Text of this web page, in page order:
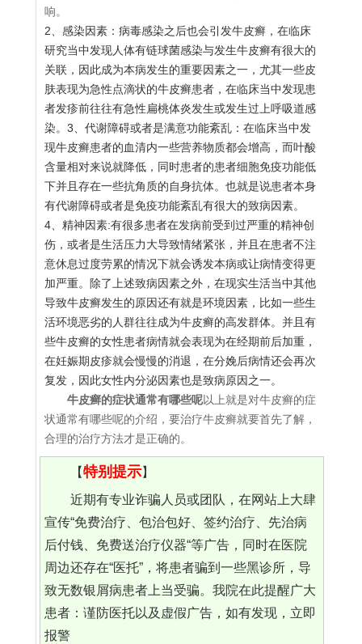
响。
2、感染因素：病毒感染之后也会引发牛皮癣，在临床
研究当中发现人体有链球菌感染与发生牛皮癣有很大的
关联，因此成为本病发生的重要因素之一，尤其一些皮
肤表现为急性点滴状的牛皮癣患者，在临床当中发现患
者发疹前往往有急性扁桃体炎发生或发生过上呼吸道感
染。3、代谢障碍或者是满意功能紊乱：在临床当中发
现牛皮癣患者的血清内一些营养物质都会增高，而叶酸
含量相对来说就降低，同时患者的患者细胞免疫功能低
下并且存在一些抗角质的自身抗体。也就是说患者本身
有代谢障碍或者是免疫功能紊乱有很大的致病因素。
4、精神因素:有很多患者在发病前受到过严重的精神创
伤，或者是生活压力大导致情绪紧张，并且在患者不注
意休息过度劳累的情况下就会诱发本病或让病情变得更
加严重。除了上述致病因素之外，在现实生活当中其他
导致牛皮癣发生的原因还有就是环境因素，比如一些生
活环境恶劣的人群往往成为牛皮癣的高发群体。并且有
些牛皮癣的女性患者病情就会表现为在经期前后加重，
在妊娠期皮疹就会慢慢的消退，在分娩后病情还会再次
复发，因此女性内分泌因素也是致病原因之一。
牛皮癣的症状通常有哪些呢以上就是对牛皮癣的症
状通常有哪些呢的介绍，要治疗牛皮癣就要首先了解，
合理的治疗方法才是正确的。
【特别提示】
近期有专业诈骗人员或团队，在网站上大肆
宣传“免费治疗、包治包好、签约治疗、先治病
后付钱、免费送治疗仪器“等广告，同时在医院
周边还存在“医托”，将患者骗到一些黑诊所，导
致无数银屑病患者上当受骗。我院在此提醒广大
患者：谨防医托以及虚假广告，如有发现，立即
报警